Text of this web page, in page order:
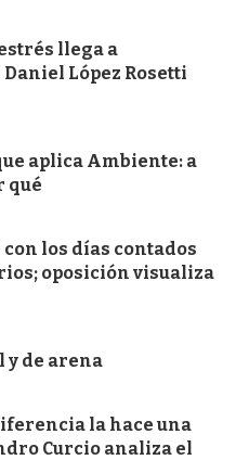
llega a
López Rosetti
aplica Ambiente: a
qué
los días contados
oposición visualiza
y de arena
la hace una
Curcio analiza el